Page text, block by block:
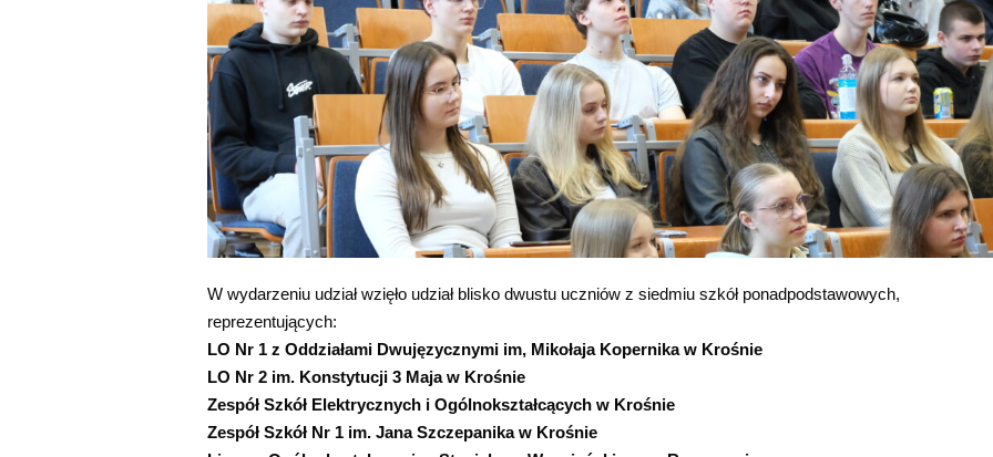
W wydarzeniu udział wzięło udział blisko dwustu uczniów z siedmiu szkół ponadpodstawowych,
reprezentujących:
LO Nr 1 z Oddziałami Dwujęzycznymi im, Mikołaja Kopernika w Krośnie
LO Nr 2 im. Konstytucji 3 Maja w Krośnie
Zespół Szkół Elektrycznych i Ogólnokształcących w Krośnie
Zespół Szkół Nr 1 im. Jana Szczepanika w Krośnie